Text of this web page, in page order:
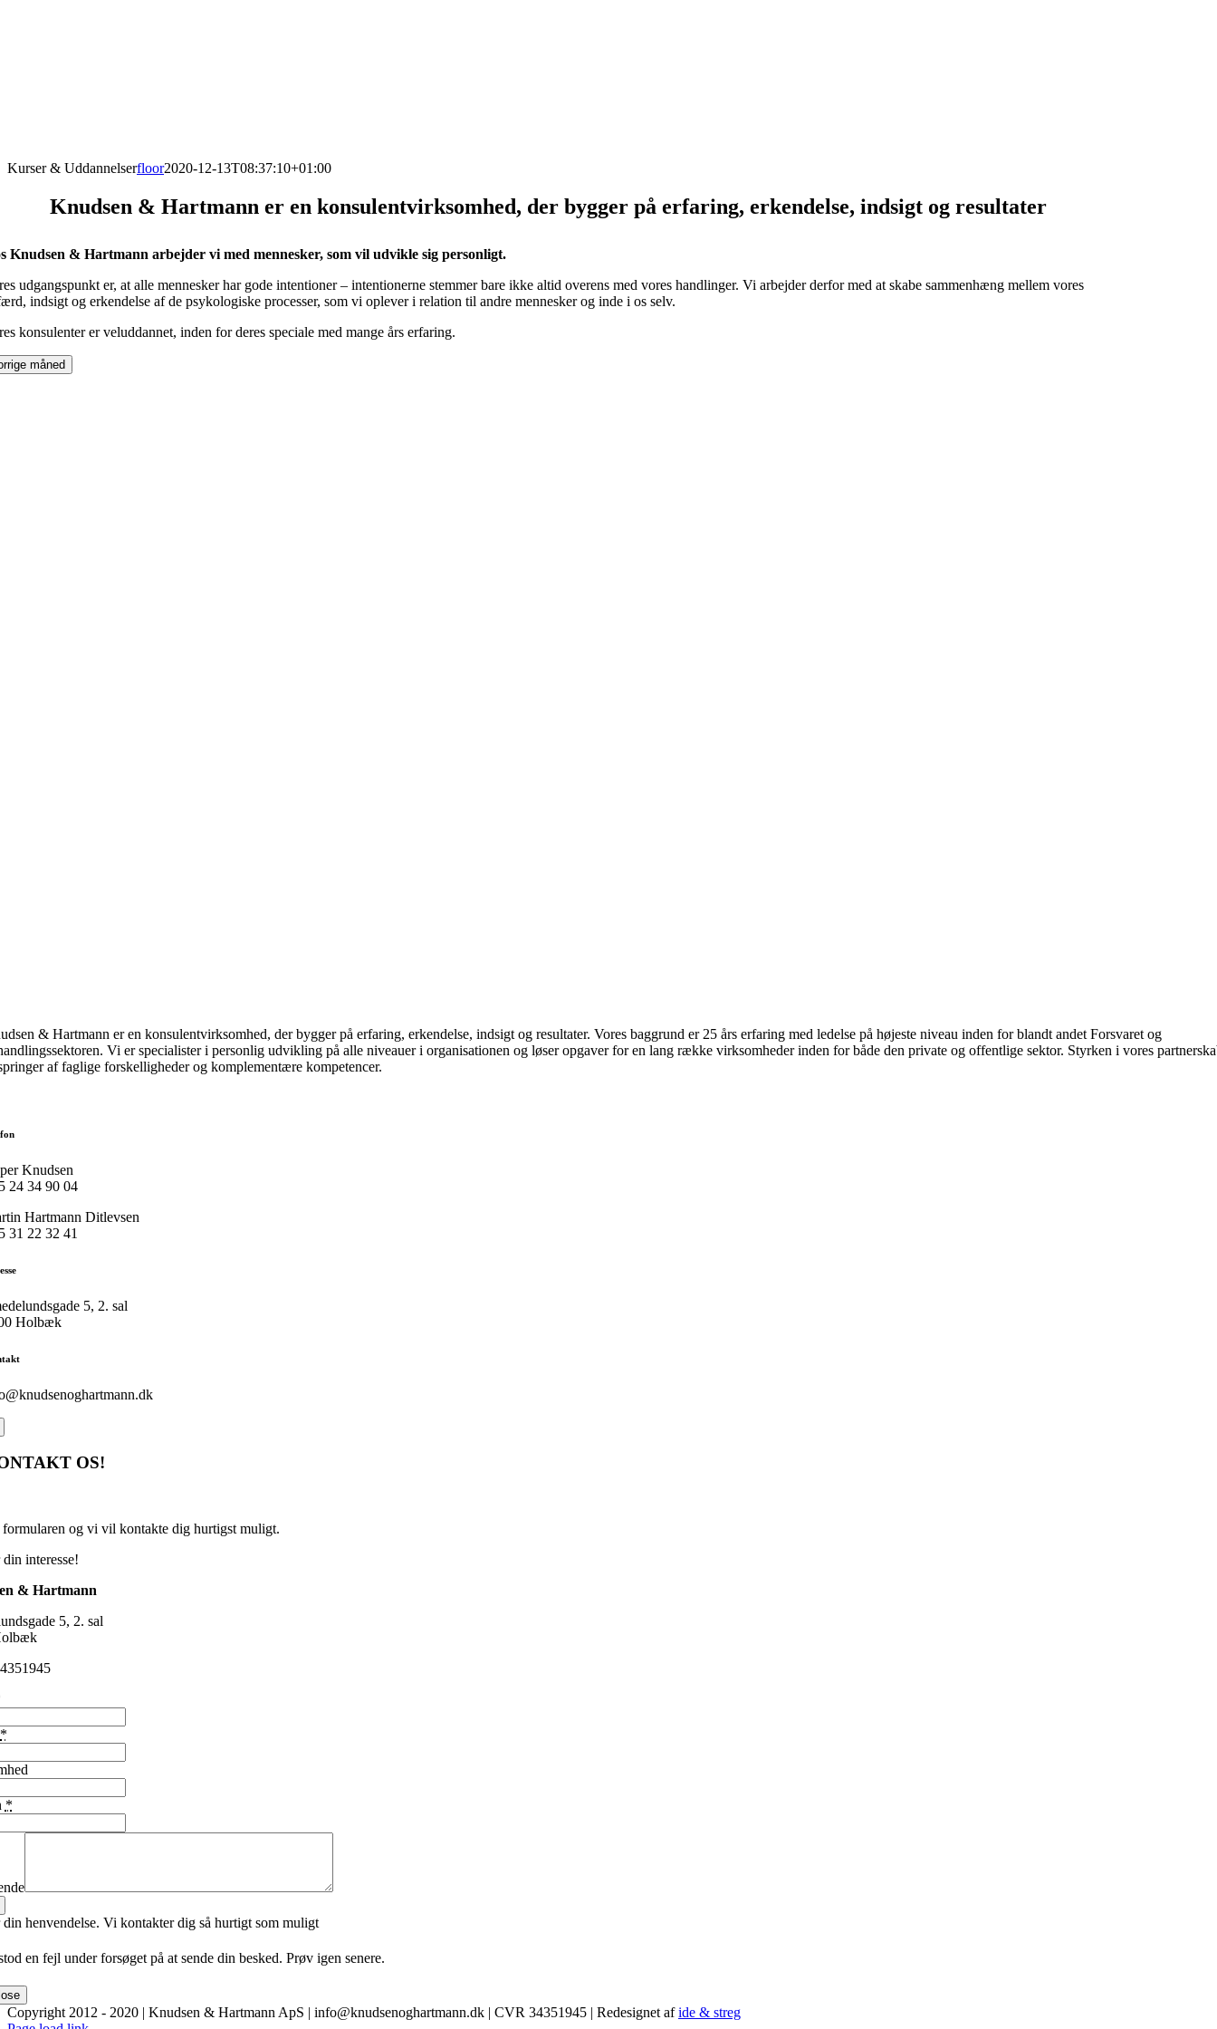
Kurser & Uddannelserfloor2020-12-13T08:37:10+01:00
Knudsen & Hartmann er en konsulentvirksomhed, der bygger på erfaring, erkendelse, indsigt og resultater
Knudsen & Hartmann arbejder vi med mennesker, som vil udvikle sig personligt.
udgangspunkt er, at alle mennesker har gode intentioner – intentionerne stemmer bare ikke altid overens med vores handlinger. Vi arbejder derfor med at skabe sammenhæng mellem vores
indsigt og erkendelse af de psykologiske processer, som vi oplever i relation til andre mennesker og inde i os selv.
konsulenter er veluddannet, inden for deres speciale med mange års erfaring.
måned
& Hartmann er en konsulentvirksomhed, der bygger på erfaring, erkendelse, indsigt og resultater. Vores baggrund er 25 års erfaring med ledelse på højeste niveau inden for blandt andet Forsvaret og
Vi er specialister i personlig udvikling på alle niveauer i organisationen og løser opgaver for en lang række virksomheder inden for både den private og offentlige sektor. Styrken i vores
af faglige forskelligheder og komplementære kompetencer.
Knudsen
24 34 90 04
Hartmann Ditlevsen
31 22 32 41
5, 2. sal
Holbæk
OS!
og vi vil kontakte dig hurtigst muligt.
interesse!
& Hartmann
5, 2. sal
*
*
henvendelse. Vi kontakter dig så hurtigt som muligt
en fejl under forsøget på at sende din besked. Prøv igen senere.
Copyright 2012 - 2020 | Knudsen & Hartmann ApS | info@knudsenoghartmann.dk | CVR 34351945 | Redesignet afide & streg